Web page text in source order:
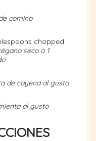
comino
chopped
seco o 1
de cayena al gusto
al gusto